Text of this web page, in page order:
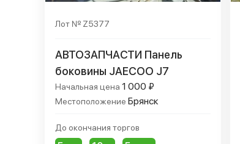
Лот № Z5377
АВТОЗАПЧАСТИ Панель
боковины JAECOO J7
Начальная цена 1 000 ₽
Местоположение Брянск
До окончания торгов